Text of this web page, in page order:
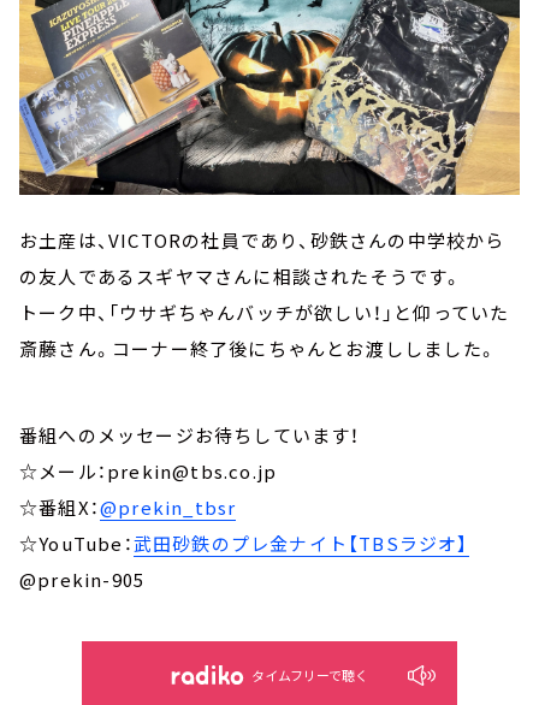
お土産は、VICTORの社員であり、砂鉄さんの中学校から
の友人であるスギヤマさんに相談されたそうです。
トーク中、「ウサギちゃんバッチが欲しい！」と仰っていた
斎藤さん。コーナー終了後にちゃんとお渡ししました。
番組へのメッセージお待ちしています！
☆メール：prekin@tbs.co.jp
☆番組X：@prekin_tbsr
☆YouTube：武田砂鉄のプレ金ナイト【TBSラジオ】
@prekin-905
タイムフリーで聴く